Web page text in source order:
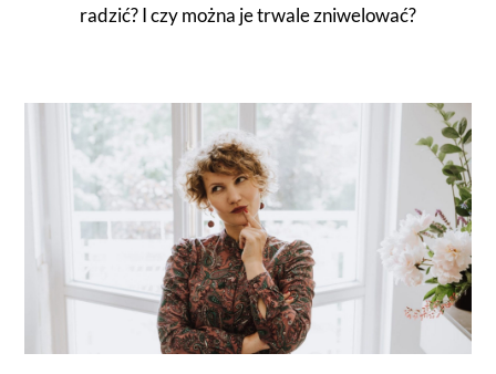
radzić? I czy można je trwale zniwelować?